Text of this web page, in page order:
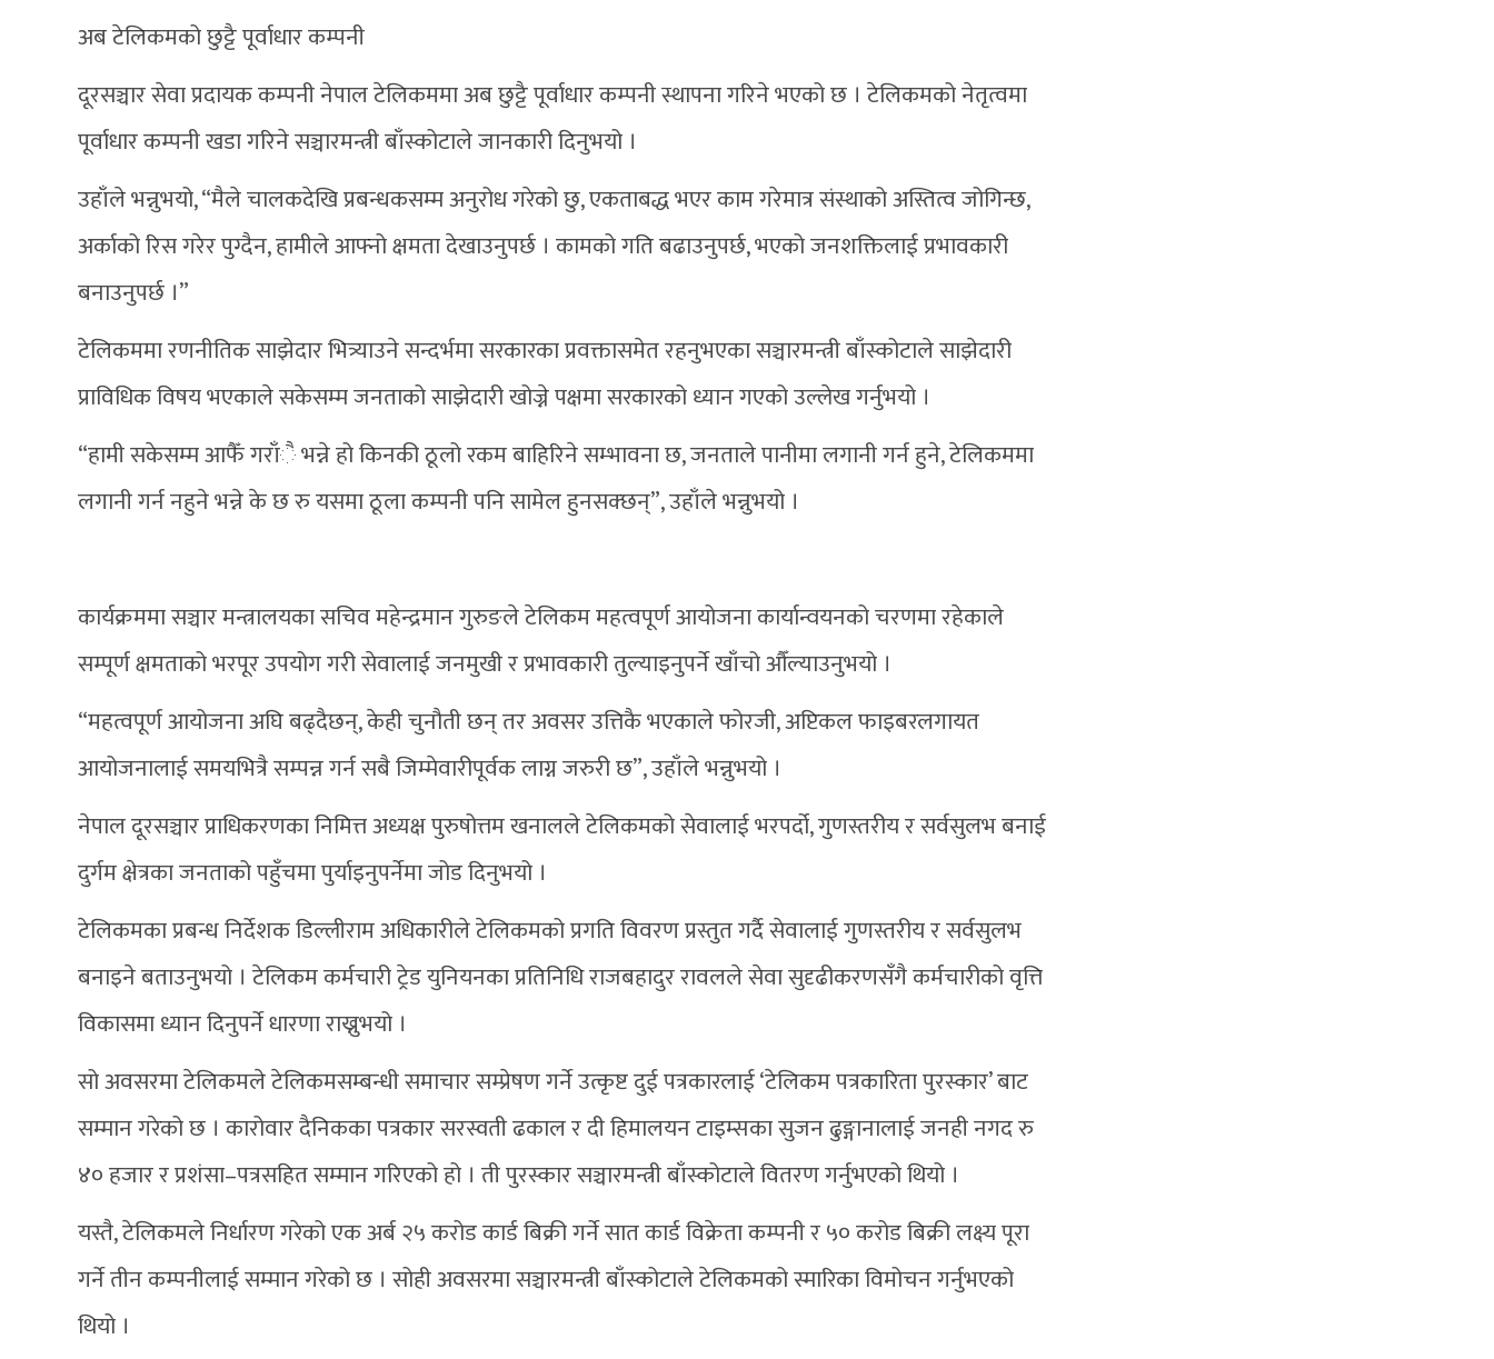
अब टेलिकमको छुट्टै पूर्वाधार कम्पनी
दूरसञ्चार सेवा प्रदायक कम्पनी नेपाल टेलिकममा अब छुट्टै पूर्वाधार कम्पनी स्थापना गरिने भएको छ । टेलिकमको नेतृत्वमा
पूर्वाधार कम्पनी खडा गरिने सञ्चारमन्त्री बाँस्कोटाले जानकारी दिनुभयो ।
उहाँले भन्नुभयो, “मैले चालकदेखि प्रबन्धकसम्म अनुरोध गरेको छु, एकताबद्ध भएर काम गरेमात्र संस्थाको अस्तित्व जोगिन्छ,
अर्काको रिस गरेर पुग्दैन, हामीले आफ्नो क्षमता देखाउनुपर्छ । कामको गति बढाउनुपर्छ, भएको जनशक्तिलाई प्रभावकारी
बनाउनुपर्छ ।”
टेलिकममा रणनीतिक साझेदार भित्र्याउने सन्दर्भमा सरकारका प्रवक्तासमेत रहनुभएका सञ्चारमन्त्री बाँस्कोटाले साझेदारी
प्राविधिक विषय भएकाले सकेसम्म जनताको साझेदारी खोज्ने पक्षमा सरकारको ध्यान गएको उल्लेख गर्नुभयो ।
“हामी सकेसम्म आफैँ गराँै भन्ने हो किनकी ठूलो रकम बाहिरिने सम्भावना छ, जनताले पानीमा लगानी गर्न हुने, टेलिकममा
लगानी गर्न नहुने भन्ने के छ रु यसमा ठूला कम्पनी पनि सामेल हुनसक्छन्”, उहाँले भन्नुभयो ।
कार्यक्रममा सञ्चार मन्त्रालयका सचिव महेन्द्रमान गुरुङले टेलिकम महत्वपूर्ण आयोजना कार्यान्वयनको चरणमा रहेकाले
सम्पूर्ण क्षमताको भरपूर उपयोग गरी सेवालाई जनमुखी र प्रभावकारी तुल्याइनुपर्ने खाँचो औँल्याउनुभयो ।
“महत्वपूर्ण आयोजना अघि बढ्दैछन्, केही चुनौती छन् तर अवसर उत्तिकै भएकाले फोरजी, अप्टिकल फाइबरलगायत
आयोजनालाई समयभित्रै सम्पन्न गर्न सबै जिम्मेवारीपूर्वक लाग्न जरुरी छ”, उहाँले भन्नुभयो ।
नेपाल दूरसञ्चार प्राधिकरणका निमित्त अध्यक्ष पुरुषोत्तम खनालले टेलिकमको सेवालाई भरपर्दो, गुणस्तरीय र सर्वसुलभ बनाई
दुर्गम क्षेत्रका जनताको पहुँचमा पुर्याइनुपर्नेमा जोड दिनुभयो ।
टेलिकमका प्रबन्ध निर्देशक डिल्लीराम अधिकारीले टेलिकमको प्रगति विवरण प्रस्तुत गर्दै सेवालाई गुणस्तरीय र सर्वसुलभ
बनाइने बताउनुभयो । टेलिकम कर्मचारी ट्रेड युनियनका प्रतिनिधि राजबहादुर रावलले सेवा सुदृढीकरणसँगै कर्मचारीको वृत्ति
विकासमा ध्यान दिनुपर्ने धारणा राख्नुभयो ।
सो अवसरमा टेलिकमले टेलिकमसम्बन्धी समाचार सम्प्रेषण गर्ने उत्कृष्ट दुई पत्रकारलाई ‘टेलिकम पत्रकारिता पुरस्कार’ बाट
सम्मान गरेको छ । कारोवार दैनिकका पत्रकार सरस्वती ढकाल र दी हिमालयन टाइम्सका सुजन ढुङ्गानालाई जनही नगद रु
४० हजार र प्रशंसा–पत्रसहित सम्मान गरिएको हो । ती पुरस्कार सञ्चारमन्त्री बाँस्कोटाले वितरण गर्नुभएको थियो ।
यस्तै, टेलिकमले निर्धारण गरेको एक अर्ब २५ करोड कार्ड बिक्री गर्ने सात कार्ड विक्रेता कम्पनी र ५० करोड बिक्री लक्ष्य पूरा
गर्ने तीन कम्पनीलाई सम्मान गरेको छ । सोही अवसरमा सञ्चारमन्त्री बाँस्कोटाले टेलिकमको स्मारिका विमोचन गर्नुभएको
थियो ।